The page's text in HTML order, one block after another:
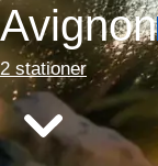
Avignon
2 stationer